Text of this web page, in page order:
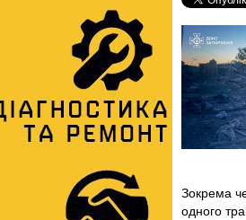
Зокрема
одного